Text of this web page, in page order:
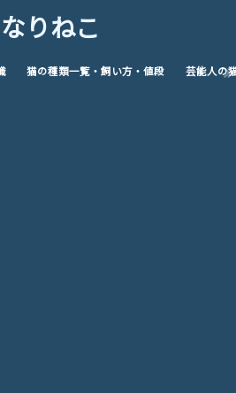
りねこ
猫の種類一覧・飼い方・値段 芸能人の